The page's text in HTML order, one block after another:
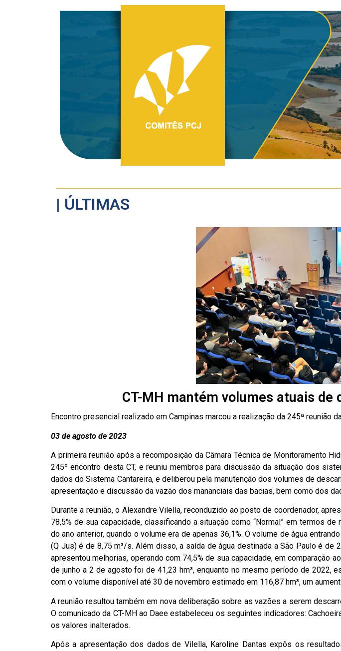
| ÚLTIMAS
CT-MH mantém volumes atuais
Encontro presencial realizado em Campinas marcou a realização da 245ª reunião
03 de agosto de 2023
A primeira reunião após a recomposição da Câmara Técnica de Monitoramento
245º encontro desta CT, e reuniu membros para discussão da situação dos
dados do Sistema Cantareira, e deliberou pela manutenção dos volumes de
apresentação e discussão da vazão dos mananciais das bacias, bem como dos
Durante a reunião, o Alexandre Vilella, reconduzido ao posto de coordenador,
78,5% de sua capacidade, classificando a situação como “Normal” em termos
do ano anterior, quando o volume era de apenas 36,1%. O volume de água
(Q Jus) é de 8,75 m³/s. Além disso, a saída de água destinada a São Paulo é
apresentou melhorias, operando com 74,5% de sua capacidade, em comparação
de junho a 2 de agosto foi de 41,23 hm³, enquanto no mesmo período de 2022,
com o volume disponível até 30 de novembro estimado em 116,87 hm³, um
A reunião resultou também em nova deliberação sobre as vazões a serem
O comunicado da CT-MH ao Daee estabeleceu os seguintes indicadores:
os valores inalterados.
Após a apresentação dos dados de Vilella, Karoline Dantas expôs os